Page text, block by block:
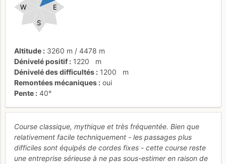
E
W
S
Altitude 3260 m / 4478 m
Dénivelé positif
1220
m
Dénivelé des difficultés
1200
m
Remontées mécaniques
oui
Pente
40°
Course classique, mythique et très fréquentée. Bien que
relativement facile techniquement - les passages plus
difficiles sont équipés de cordes fixes - cette course reste
une entreprise sérieuse à ne pas sous-estimer en raison de